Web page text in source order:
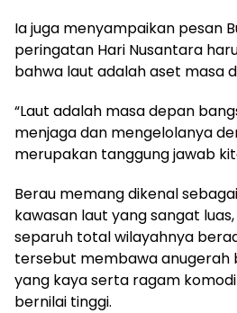
Ia juga menyampaikan pesan
peringatan Hari Nusantara
bahwa laut adalah aset masa
“Laut adalah masa depan
menjaga dan mengelolanya
merupakan tanggung jawab
Berau memang dikenal
kawasan laut yang sangat
separuh total wilayahnya
tersebut membawa anugerah
yang kaya serta ragam
bernilai tinggi.